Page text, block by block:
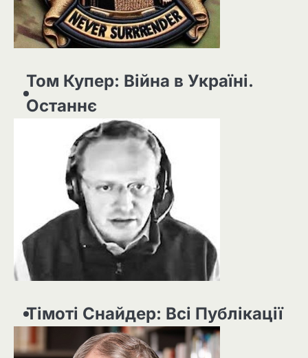
Том Купер: Війна в Україні.
Останнє
Тімоті Снайдер: Всі Публікації